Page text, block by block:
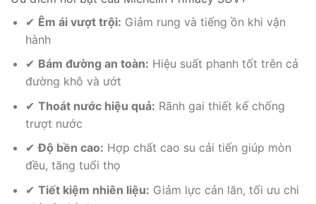
✔ Êm ái vượt trội: Giảm rung và tiếng ồn khi vận
hành
✔ Bám đường an toàn: Hiệu suất phanh tốt trên cả
đường khô và ướt
✔ Thoát nước hiệu quả: Rãnh gai thiết kế chống
trượt nước
✔Độ bền cao: Hợp chất cao su cải tiến giúp mòn
đều, tăng tuổi thọ
✔ Tiết kiệm nhiên liệu: Giảm lực cản lăn, tối ưu chi